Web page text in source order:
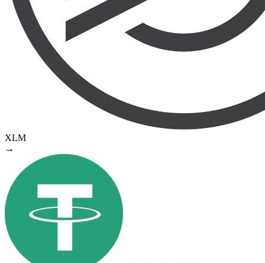
XLM
→